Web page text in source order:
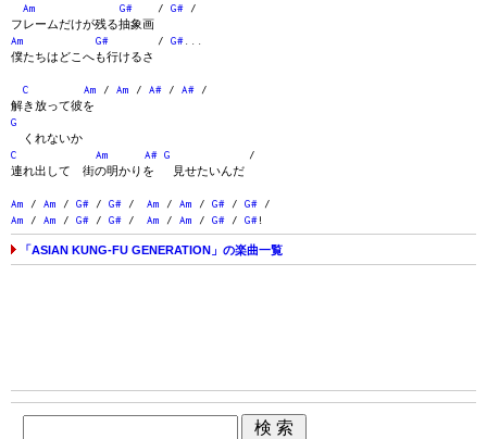
Am G# / G# /
フレームだけが残る抽象画
Am
G# / G#
僕たちはどこへも行けるさ
C Am / Am / A# / A# /
解き放って彼を
G
くれないか
C
Am A# G /
連れ出して 街の明かりを 見せたいんだ
Am / Am / G# / G# / Am / Am / G# / G# /
Am / Am / G# / G# / Am / Am / G# / G#!
「ASIAN KUNG-FU GENERATION」の楽曲一覧